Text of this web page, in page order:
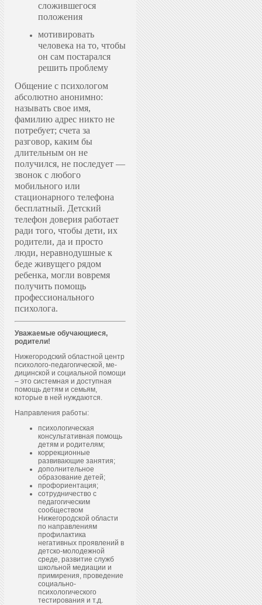
сложившегося
положения
мотивировать
человека на то, чтобы
он сам постарался
решить проблему
Общение с психологом
абсолютно анонимно:
называть свое имя,
фамилию адрес никто не
потребует; счета за
разговор, каким бы
длительным он не
получился, не последует —
звонок с любого
мобильного или
стационарного телефона
бесплатный. Детский
телефон доверия работает
ради того, чтобы дети, их
родители, да и просто
люди, неравнодушные к
беде живущего рядом
ребенка, могли вовремя
получить помощь
профессионального
психолога.
Уважаемые обучающиеся,
родители!
Нижегородский областной центр
пси­холо­го-пе­даго­гичес­кой, ме­
дицин­ской и со­ци­аль­ной по­мощи
– это системная и доступная
помощь детям и семьям,
которые в ней нуждаются.
Направления работы:
психологическая
консультативная помощь
детям и родителям;
коррекционные
развивающие занятия;
дополнительное
образование детей;
профориентация;
сотрудничество с
педагогическим
сообществом
Нижегородской области
по направлениям
профилактика
негативных проявлений в
детско-молодежной
среде, развитие служб
школьной медиации и
примирения, проведение
социально-
психологического
тестирования и т.д.